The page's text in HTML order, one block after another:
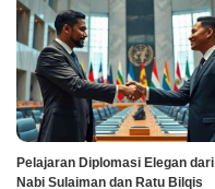
Pelajaran Diplomasi Elegan dari
Nabi Sulaiman dan Ratu Bilqis